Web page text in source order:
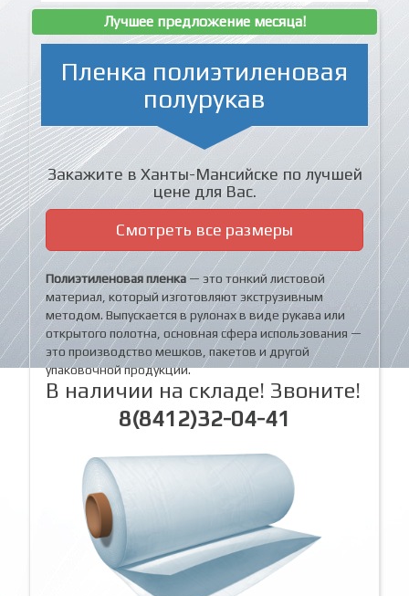
Лучшее предложение месяца!
Пленка полиэтиленовая
полурукав
Закажите в Ханты-Мансийске по лучшей
цене для Вас.
Смотреть все размеры
Полиэтиленовая пленка — это тонкий листовой
материал, который изготовляют экструзивным
методом. Выпускается в рулонах в виде рукава или
открытого полотна, основная сфера использования —
это производство мешков, пакетов и другой
упаковочной продукции.
В наличии на складе! Звоните!
8(8412)32-04-41